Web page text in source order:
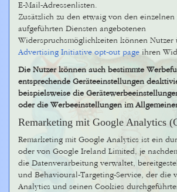
E-Mail-Adressenlisten.
Zusätzlich zu den etwaig von den
aufgeführten Diensten angebotenen
Widerspruchsmöglichkeiten können Nutzer
Advertising Initiative opt-out page ihren
Die Nutzer können auch bestimmte
entsprechende Geräteeinstellungen
beispielsweise die
oder die Werbeeinstellungen im
Remarketing mit Google Analytics
Remarketing mit Google Analytics ist ein
oder von Google Ireland Limited, je
die Datenverarbeitung verwaltet,
und Behavioural-Targeting-Service, der die
Analytics und seinen Cookies